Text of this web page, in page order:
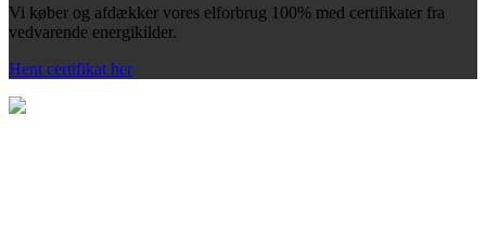
Vi køber og afdækker vores elforbrug 100% med certifikater fra
vedvarende energikilder.
Hent certifikat her